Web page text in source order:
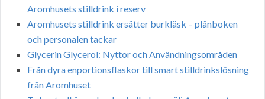
Aromhusets stilldrink i reserv
Aromhusets stilldrink ersätter burkläsk – plånboken
och personalen tackar
Glycerin Glycerol: Nyttor och Användningsområden
Från dyra enportionsflaskor till smart stilldrinkslösning
från Aromhuset